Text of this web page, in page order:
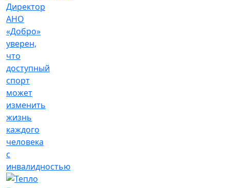
Директор
АНО
«Добро»
уверен,
что
доступный
спорт
может
изменить
жизнь
каждого
человека
с
инвалидностью